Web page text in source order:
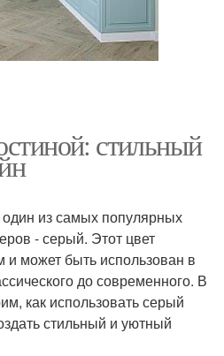
стильный
из самых популярных
- серый. Этот цвет
и может быть использован в
до современного. В
как использовать серый
стильный и уютный